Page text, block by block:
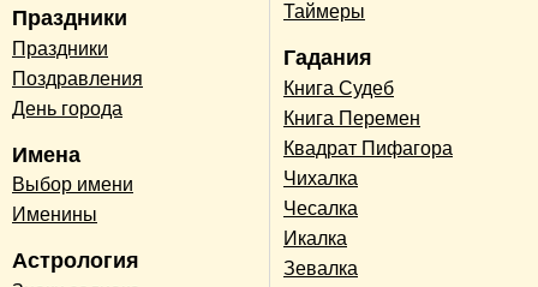
Праздники
Праздники
Поздравления
День города
Имена
Выбор имени
Именины
Астрология
Таймеры
Гадания
Книга Судеб
Книга Перемен
Квадрат Пифагора
Чихалка
Чесалка
Икалка
Зевалка